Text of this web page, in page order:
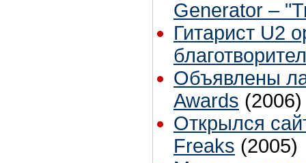
Generator –
Гитарист U2
Объявлены
Awards (2006)
Открылся
Freaks (2005)